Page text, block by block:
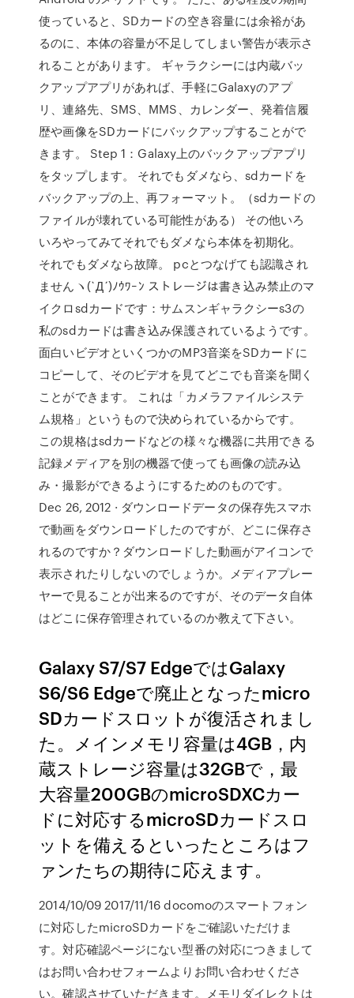
使っていると、SDカードの空き容量には余裕があ
るのに、本体の容量が不足してしまい警告が表示さ
れることがあります。 ギャラクシーには内蔵バッ
クアップアプリがあれば、手軽にGalaxyのアプ
リ、連絡先、SMS、MMS、カレンダー、発着信履
歴や画像をSDカードにバックアップすることがで
きます。 Step 1：Galaxy上のバックアップアプリ
をタップします。 それでもダメなら、sdカードを
バックアップの上、再フォーマット。（sdカードの
ファイルが壊れている可能性がある） その他いろ
いろやってみてそれでもダメなら本体を初期化。
それでもダメなら故障。 pcとつなげても認識され
ませんヽ(`Д´)ﾉｳﾜｰﾝ ストレージは書き込み禁止のマ
イクロsdカードです：サムスンギャラクシーs3の
私のsdカードは書き込み保護されているようです。
面白いビデオといくつかのMP3音楽をSDカードに
コピーして、そのビデオを見てどこでも音楽を聞く
ことができます。 これは「カメラファイルシステ
ム規格」というもので決められているからです。
この規格はsdカードなどの様々な機器に共用できる
記録メディアを別の機器で使っても画像の読み込
み・撮影ができるようにするためのものです。
Dec 26, 2012 · ダウンロードデータの保存先スマホ
で動画をダウンロードしたのですが、どこに保存さ
れるのですか？ダウンロードした動画がアイコンで
表示されたりしないのでしょうか。メディアプレー
ヤーで見ることが出来るのですが、そのデータ自体
はどこに保存管理されているのか教えて下さい。
Galaxy S7/S7 EdgeではGalaxy
S6/S6 Edgeで廃止となったmicro
SDカードスロットが復活されまし
た。メインメモリ容量は4GB，内
蔵ストレージ容量は32GBで，最
大容量200GBのmicroSDXCカー
ドに対応するmicroSDカードスロ
ットを備えるといったところはフ
ァンたちの期待に応えます。
2014/10/09 2017/11/16 docomoのスマートフォン
に対応したmicroSDカードをご確認いただけま
す。対応確認ページにない型番の対応につきまして
はお問い合わせフォームよりお問い合わせくださ
い。確認させていただきます。メモリダイレクトは